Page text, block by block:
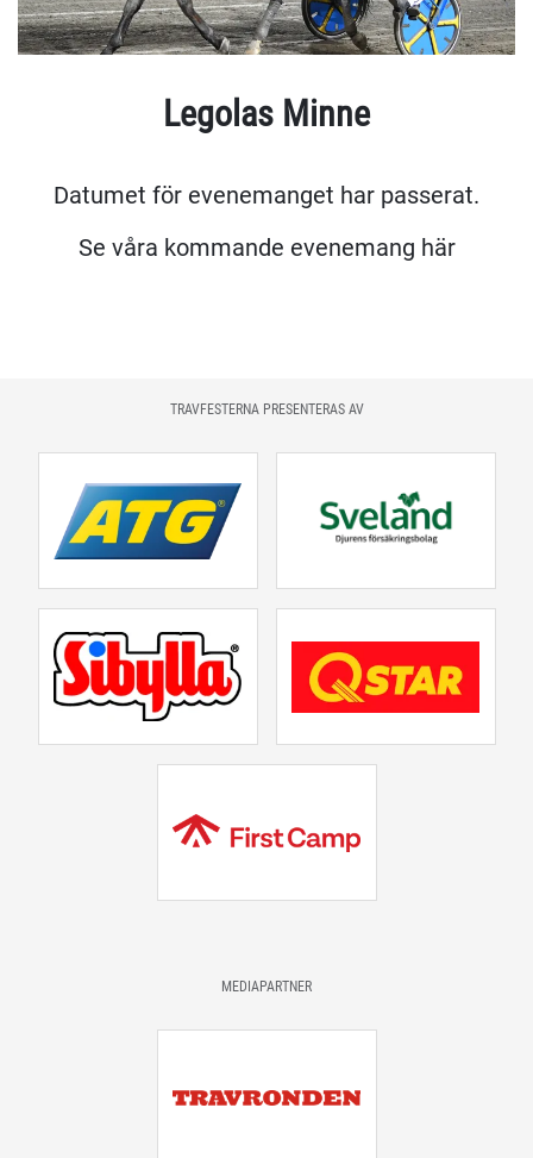
Legolas Minne
Datumet för evenemanget har passerat.
Se våra kommande evenemang här
TRAVFESTERNA PRESENTERAS AV
MEDIAPARTNER